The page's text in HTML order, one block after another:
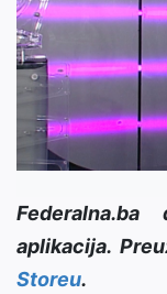
aplikacija.
Storeu.